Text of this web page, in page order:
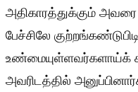
அதிகாரத்துக்கும் அவரை
பேச்சிலே
உண்மையுள்ளவர்களாய்க்
அவரிடத்தில்